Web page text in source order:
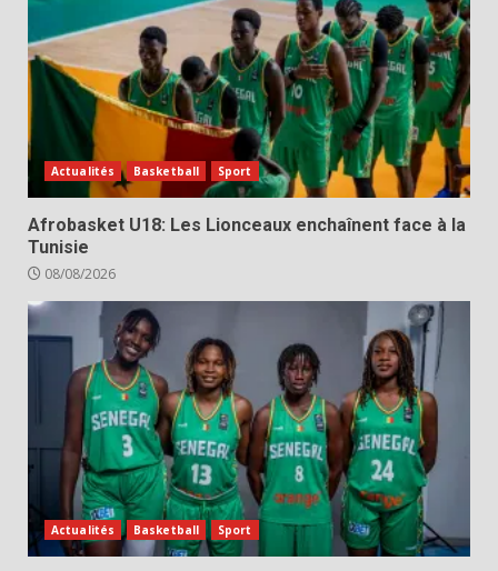
Actualités Basketball Sport
Afrobasket U18: Les Lionceaux enchaînent face à la
Tunisie
08/08/2026
Actualités Basketball Sport